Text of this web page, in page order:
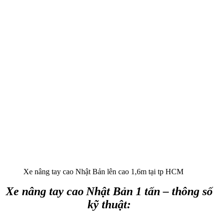
Xe nâng tay cao Nhật Bản lên cao 1,6m tại tp HCM
Xe nâng tay caoNhật Bản 1 tấn – thông số
kỹ thuật: